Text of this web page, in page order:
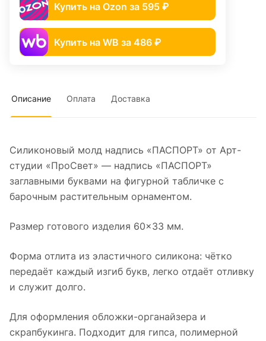
Купить на Ozon за 595 ₽
Купить на WB за 486 ₽
Описание Оплата Доставка
Силиконовый молд надпись «ПАСПОРТ» от Арт-
студии «ПроСвет» — надпись «ПАСПОРТ»
заглавными буквами на фигурной табличке с
барочным растительным орнаментом.
Размер готового изделия 60×33 мм.
Форма отлита из эластичного силикона: чётко
передаёт каждый изгиб букв, легко отдаёт отливку
и служит долго.
Для оформления обложки-органайзера и
скрапбукинга. Подходит для гипса, полимерной